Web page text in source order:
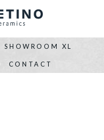
SHOWROOM XL
CONTACT